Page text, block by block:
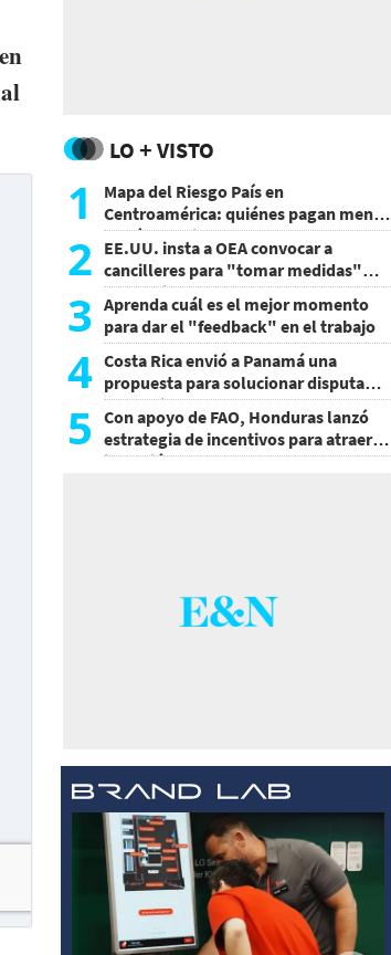
LO + VISTO
1
Mapa del Riesgo País en
Centroamérica: quiénes pagan menos
y cuáles mejoraron
2 EE.UU. insta a OEA convocar a
cancilleres para "tomar medidas"
sobre Nicaragua
3 Aprenda cuál es el mejor momento
para dar el "feedback" en el trabajo
4 Costa Rica envió a Panamá una
propuesta para solucionar disputa
comercial
5
Con apoyo de FAO, Honduras lanzó
estrategia de incentivos para atraer
inversión al agro